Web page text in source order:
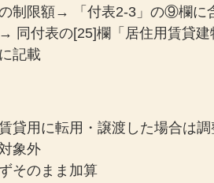
制限額→ 「付表2-3」の⑨欄に
同付表の[25]欄「居住用賃貸
記載
貸用に転用・譲渡した場合は
象外
そのまま加算